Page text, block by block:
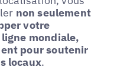
non seulement
votre
mondiale,
pour soutenir
locaux.